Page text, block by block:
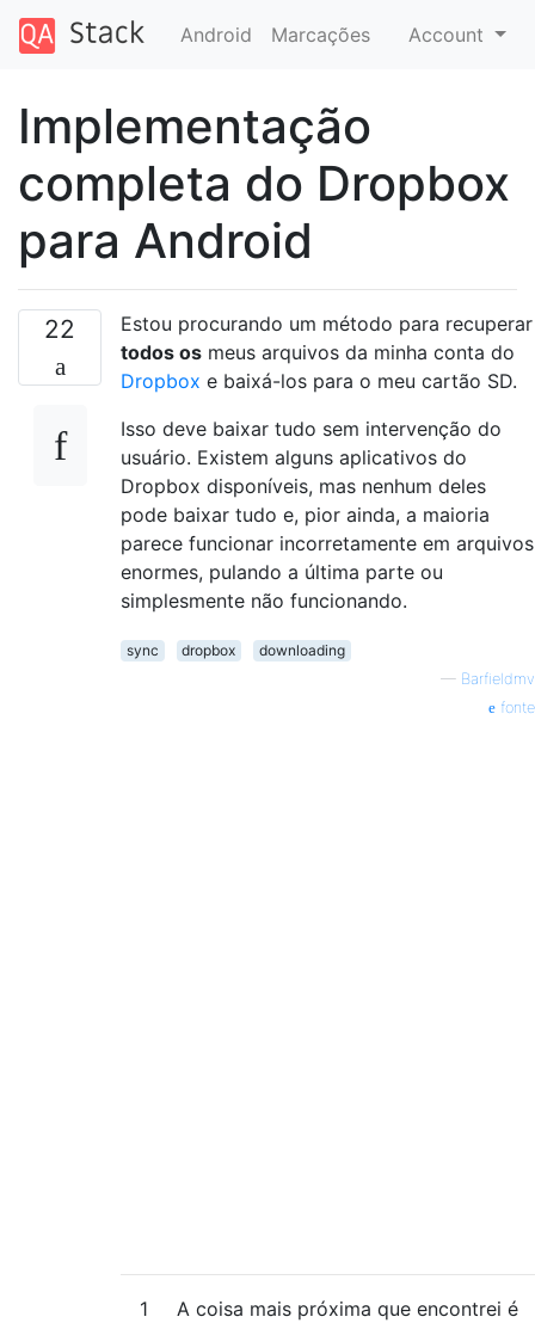
Android Marcações Account
Implementação
completa do Dropbox
para Android
22
Estou procurando um método para recuperar
todos os meus arquivos da minha conta do
Dropbox e baixá-los para o meu cartão SD.
Isso deve baixar tudo sem intervenção do
usuário. Existem alguns aplicativos do
Dropbox disponíveis, mas nenhum deles
pode baixar tudo e, pior ainda, a maioria
parece funcionar incorretamente em arquivos
enormes, pulando a última parte ou
simplesmente não funcionando.
sync dropbox
downloading
— Barfieldmv
fonte
1
A coisa mais próxima que encontrei é